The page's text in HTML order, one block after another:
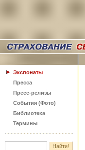
Экспонаты
Пресса
Пресс-релизы
События (Фото)
Библиотека
Термины